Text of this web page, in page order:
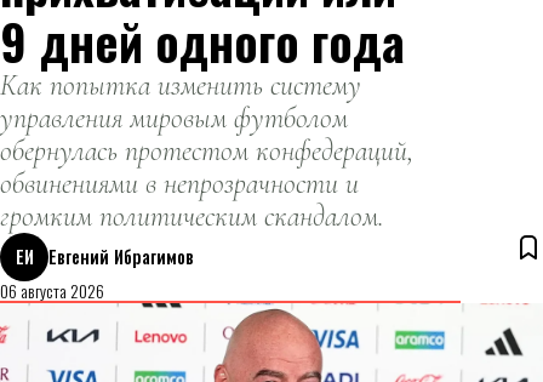
9 дней одного года
Как попытка изменить систему
управления мировым футболом
обернулась протестом конфедераций,
обвинениями в непрозрачности и
громким политическим скандалом.
ЕИ
Евгений Ибрагимов
06 августа 2026